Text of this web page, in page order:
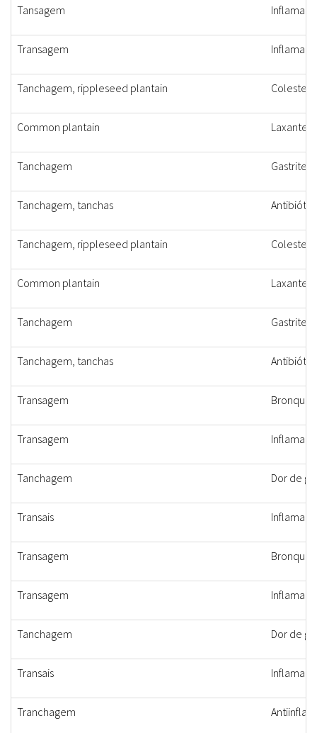
Tansagem
Transagem
Tanchagem, rippleseed plantain
Common plantain Laxante,
Tanchagem Gastrite
Tanchagem, tanchas
Tanchagem, rippleseed plantain
Common plantain Laxante,
Tanchagem Gastrite
Tanchagem, tanchas
Transagem
Transagem
Tanchagem Dor de
Transais
Transagem
Transagem
Tanchagem Dor de
Transais
Tranchagem